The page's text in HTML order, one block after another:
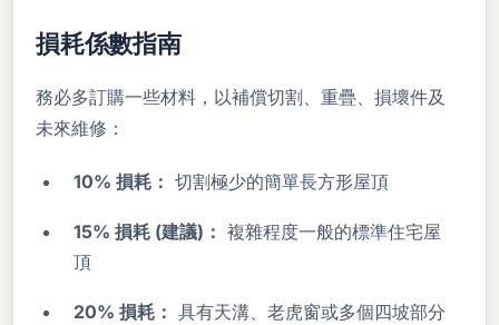
損耗係數指南
務必多訂購一些材料，以補償切割、重疊、損壞件及
未來維修：
10% 損耗： 切割極少的簡單長方形屋頂
15% 損耗 (建議)： 複雜程度一般的標準住宅屋
頂
20% 損耗： 具有天溝、老虎窗或多個四坡部分